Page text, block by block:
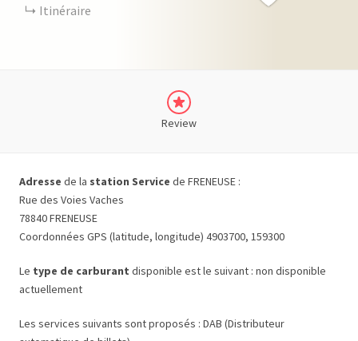
Itinéraire
Review
Adresse de la station Service de FRENEUSE :
Rue des Voies Vaches
78840 FRENEUSE
Coordonnées GPS (latitude, longitude) 4903700, 159300
Le type de carburant disponible est le suivant : non disponible
actuellement
Les services suivants sont proposés : DAB (Distributeur